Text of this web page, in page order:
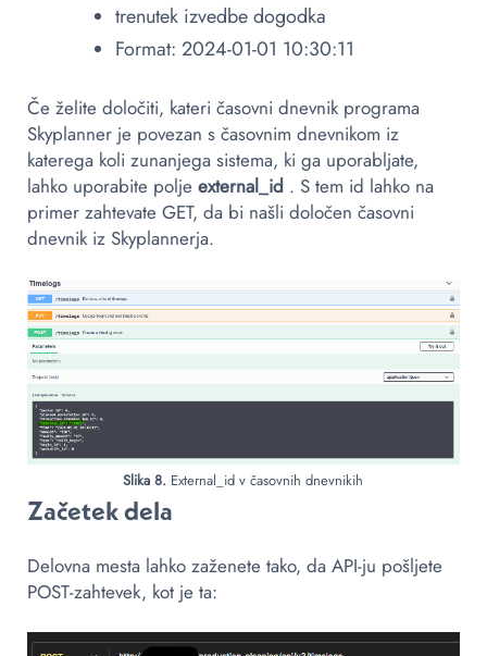
trenutek izvedbe dogodka
Format: 2024-01-01 10:30:11
Če želite določiti, kateri časovni dnevnik programa
Skyplanner je povezan s časovnim dnevnikom iz
katerega koli zunanjega sistema, ki ga uporabljate,
lahko uporabite polje external_id . S tem id lahko na
primer zahtevate GET, da bi našli določen časovni
dnevnik iz Skyplannerja.
Slika 8. External_id v časovnih dnevnikih
Začetek dela
Delovna mesta lahko zaženete tako, da API-ju pošljete
POST-zahtevek, kot je ta: